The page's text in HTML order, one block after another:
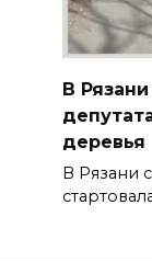
В
деревья
В Рязани